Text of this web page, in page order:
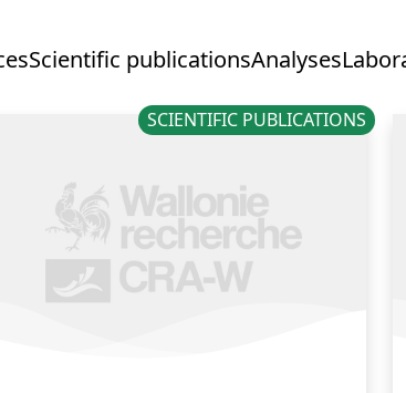
Scientific publicationsAnalyses
SCIENTIFIC PUBLICATIONS